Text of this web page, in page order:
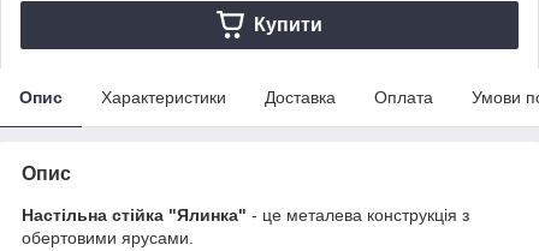
Купити
Опис Характеристики Доставка Оплата Умови
Опис
Настільна стійка "Ялинка" - це металева конструкція з
обертовими ярусами.